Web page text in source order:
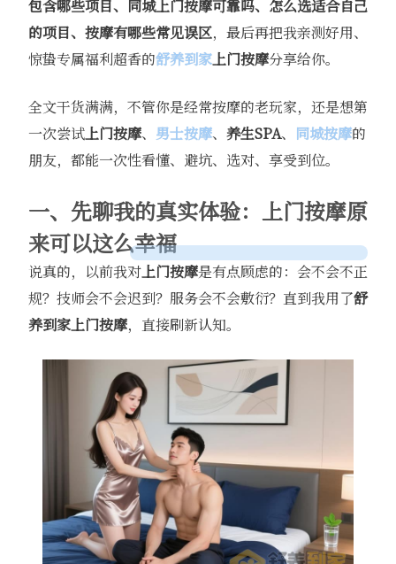
包含哪些项目、同城上门按摩可靠吗、怎么选适合自己
的项目、按摩有哪些常见误区，最后再把我亲测好用、
惊蛰专属福利超香的舒养到家上门按摩分享给你。
全文干货满满，不管你是经常按摩的老玩家，还是想第
一次尝试上门按摩、 男士按摩、 养生SPA、 同城按摩的
朋友，都能一次性看懂、避坑、选对、享受到位。
一、先聊我的真实体验：上门按摩原
来可以这么幸福
说真的，以前我对上门按摩是有点顾虑的：会不会不正
规？技师会不会迟到？服务会不会敷衍？直到我用了舒
养到家上门按摩，直接刷新认知。